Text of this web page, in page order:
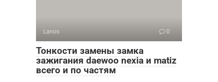
Lanos 0
Тонкости замены замка
зажигания daewoo nexia и matiz
всего и по частям